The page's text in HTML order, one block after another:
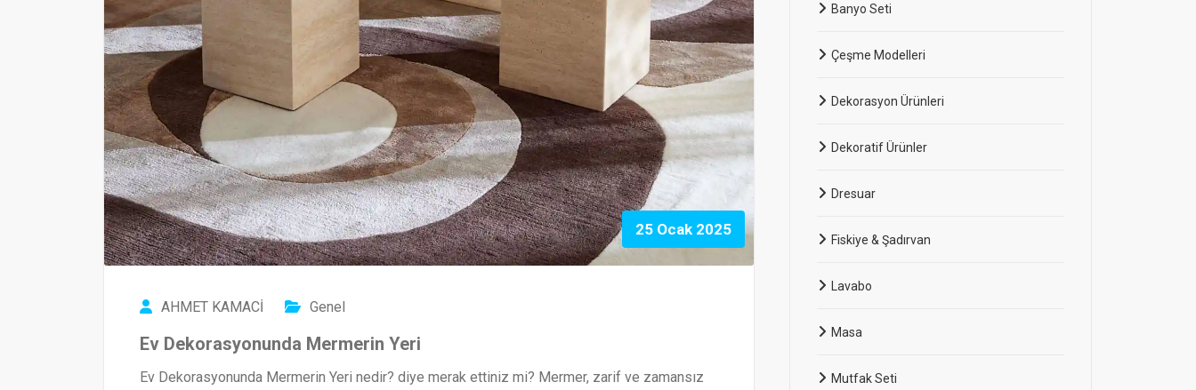
25 Ocak 2025
AHMET KAMACİ Genel
Ev Dekorasyonunda Mermerin Yeri
Ev Dekorasyonunda Mermerin Yeri nedir? diye merak ettiniz mi? Mermer, zarif ve zamansız
Banyo Seti
Çeşme Modelleri
Dekorasyon Ürünleri
Dekoratif Ürünler
Dresuar
Fiskiye & Şadırvan
Lavabo
Masa
Mutfak Seti